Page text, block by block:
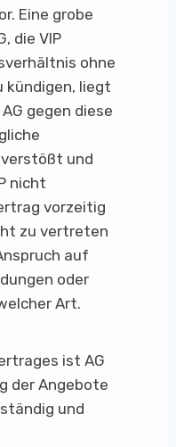
Eine grobe
die VIP
ohne
kündigen, liegt
gegen diese
verstößt und
nicht
vorzeitig
zu vertreten
auf
oder
Art.
ist AG
der Angebote
und